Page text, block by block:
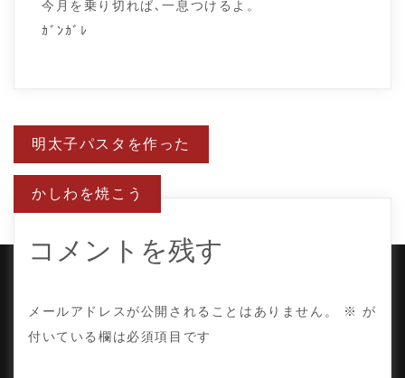
今月を乗り切れば､一息つけるよ。
ｶﾞﾝｶﾞﾚ
投
稿
ナ
ビ
ゲ
ー
ョ
ン
明太子パスタを作った
かしわを焼こう
コメントを残す
メールアドレスが公開されることはありません。 ※
が
付いている欄は必須項目です